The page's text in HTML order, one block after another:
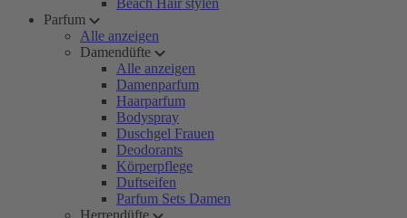
Beach Hair stylen
Parfum
Alle anzeigen
Damendüfte
Alle anzeigen
Damenparfum
Haarparfum
Bodyspray
Duschgel Frauen
Deodorants
Körperpflege
Duftseifen
Parfum Sets Damen
Herrendüfte